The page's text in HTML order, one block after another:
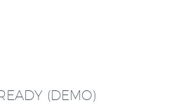
(DEMO)